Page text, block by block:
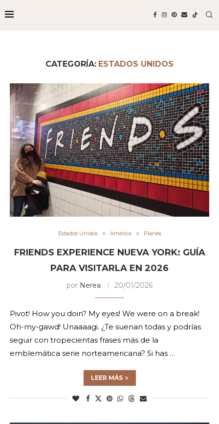
CATEGORÍA: ESTADOS UNIDOS
Estados Unidos América Planes
FRIENDS EXPERIENCE NUEVA YORK: GUÍA
PARA VISITARLA EN 2026
por Nerea 20/01/2026
Pivot! How you doin? My eyes! We were on a break!
Oh-my-gawd! Unaaaagi. ¿Te suenan todas y podrías
seguir con tropecientas frases más de la
emblemática serie norteamericana? Si has …
LEER MÁS